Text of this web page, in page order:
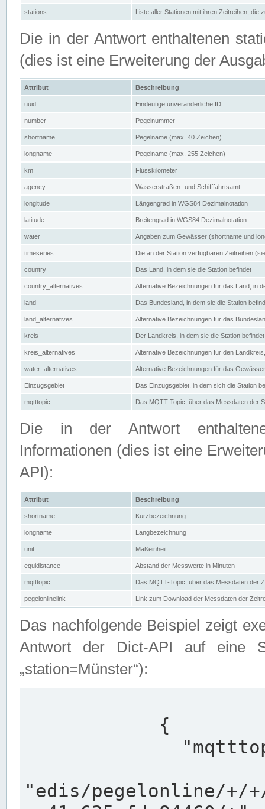
stations Liste aller Stationen mit ihren Zeitreihen, die
Die in der Antwort enthaltenen
(dies ist eine Erweiterung der
Attribut Beschreibung
uuid Eindeutige unveränderliche ID.
number Pegelnummer
shortname Pegelname (max. 40 Zeichen)
longname Pegelname (max. 255 Zeichen)
km Flusskilometer
agency Wasserstraßen- und Schifffahrtsamt
longitude Längengrad in WGS84 Dezimalnotation
latitude Breitengrad in WGS84 Dezimalnotation
water Angaben zum Gewässer (shortname und
timeseries Die an der Station verfügbaren Zeitreihen
country Das Land, in dem sie die Station befindet
country_alternatives Alternative Bezeichnungen für das Land, in
land Das Bundesland, in dem sie die Station
land_alternatives Alternative Bezeichnungen für das
kreis Der Landkreis, in dem sie die Station befindet
kreis_alternatives Alternative Bezeichnungen für den
water_alternatives Alternative Bezeichnungen für das
Einzugsgebiet Das Einzugsgebiet, in dem sich die Station
mqtttopic Das MQTT-Topic, über das Messdaten der
Die in der Antwort
Informationen (dies ist eine
API):
Attribut Beschreibung
shortname Kurzbezeichnung
longname Langbezeichnung
unit Maßeinheit
equidistance Abstand der Messwerte in Minuten
mqtttopic Das MQTT-Topic, über das Messdaten der
pegelonlinelink Link zum Download der Messdaten der
Das nachfolgende Beispiel zeigt
Antwort der Dict-API auf eine
„station=Münster“):
"edis/pegelonline/+/